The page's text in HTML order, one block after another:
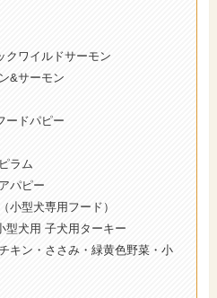
クワイルドサーモン
&サーモン
ードパピー
ラム
パピー
小型犬専用フード）
型犬用 子犬用ターキー
キン・ささみ・緑黄色野菜・小